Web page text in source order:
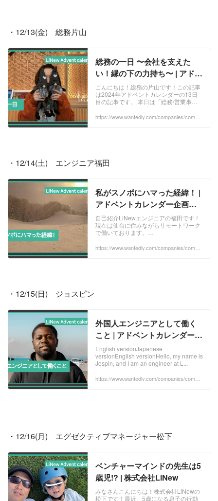
・12/13(金)　総務片山
総務の一日 〜会社を支えた
い！縁の下の力持ち〜 | アドベ
ントカレンダー企画2024
こんにちは！総務の片山です！この記事
は2024年アドベントカレンダーの13日
目の記事です。 本日は「総務/営業事務
会社全体を支える総務部の仕事を知って
https://www.wantedly.com/companies/compa
・12/14(土)　エンジニア福田
私がスノボにハマった経緯！ |
アドベントカレンダー企画
2024
自己紹介LiNewエンジニアの福田です！
現在は仙台に住みながらリモートワーク
で働いております。
~~~~~私がスノボを初めてしたきっか...
https://www.wantedly.com/companies/compa
・12/15(日)　ジョスピン
外国人エンジニアとして働く
こと | アドベントカレンダー企
画2024
English versionJapanese
versionEnglish versionHello, my name is
Jospin, and I am an engineer at L...
https://www.wantedly.com/companies/compa
・12/16(月)　エグゼクティブマネージャー松下
ベンチャーマインドの先生は5
歳児!? | 株式会社LiNew
みなさんこんにちは！株式会社LiNewの
松下です！最近、5歳になる息子の行動